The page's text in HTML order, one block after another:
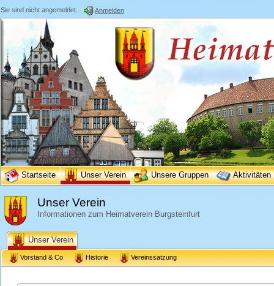
Sie sind nicht angemeldet. Anmelden
Startseite Unser Verein Unsere Gruppen Aktivitäten
Unser Verein
Informationen zum Heimatverein Burgsteinfurt
Unser Verein
Vorstand & Co Historie Vereinssatzung